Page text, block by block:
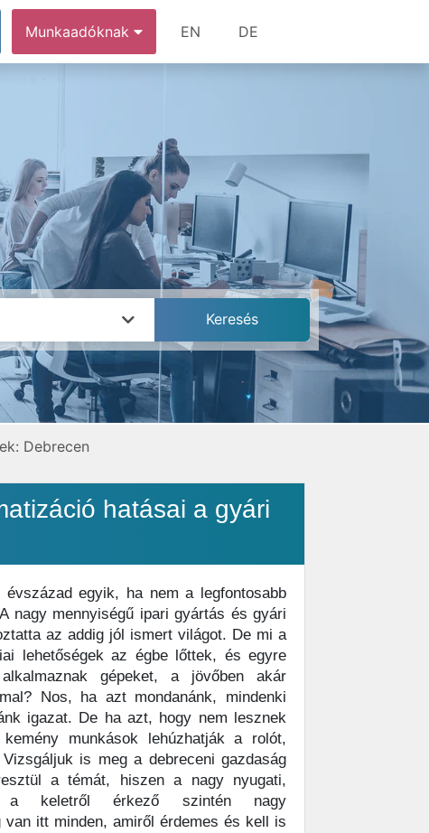
Munkaadóknak EN DE
Debrecen
hatásai a gyári
egyik, ha nem a legfontosabb
nagy mennyiségű ipari gyártás és gyári
az addig jól ismert világot. De mi a
lehetőségek az égbe lőttek, és egyre
gépeket, a jövőben akár
Nos, ha azt mondanánk, mindenki
igazat. De ha azt, hogy nem lesznek
munkások lehúzhatják a rolót,
is meg a debreceni gazdaság
a témát, hiszen a nagy nyugati,
a keletről érkező szintén nagy
itt minden, amiről érdemes és kell is